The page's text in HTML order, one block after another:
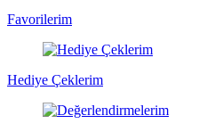
Favorilerim
Hediye Çeklerim